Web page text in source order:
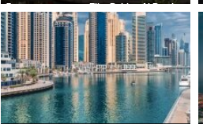
7 нощувки в хотел Elite Byblos Al Barsha
5* в Дубай! Включени в цената турове
на Дубай и Абу Даби! Гарантирани
места и дати на заминаване!